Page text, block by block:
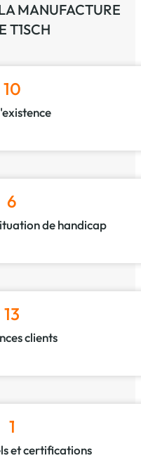
MANUFACTURE
T1SCH
10
6
de handicap
13
clients
1
et certifications